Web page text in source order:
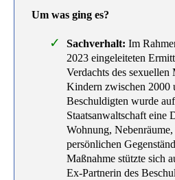
Um was ging es?
Sachverhalt: Im
2023 eingeleiteten
Verdachts des sexuellen
Kindern zwischen 2000
Beschuldigten wurde
Staatsanwaltschaft eine
Wohnung,
persönlichen
Maßnahme stützte sich
Ex-Partnerin des